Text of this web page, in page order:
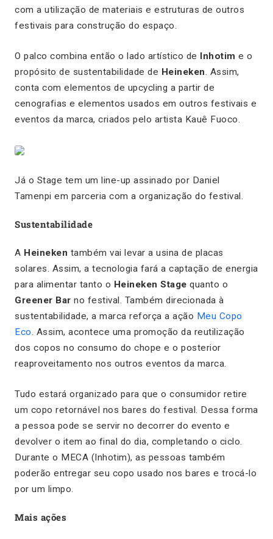
com a utilização de materiais e estruturas de outros
festivais para construção do espaço.
O palco combina então o lado artístico de Inhotim e o
propósito de sustentabilidade de Heineken. Assim,
conta com elementos de upcycling a partir de
cenografias e elementos usados em outros festivais e
eventos da marca, criados pelo artista Kauê Fuoco.
Já o Stage tem um line-up assinado por Daniel
Tamenpi em parceria com a organização do festival.
Sustentabilidade
A Heineken também vai levar a usina de placas
solares. Assim, a tecnologia fará a captação de energia
para alimentar tanto o Heineken Stage quanto o
Greener Bar no festival. Também direcionada à
sustentabilidade, a marca reforça a ação Meu Copo
Eco. Assim, acontece uma promoção da reutilização
dos copos no consumo do chope e o posterior
reaproveitamento nos outros eventos da marca.
Tudo estará organizado para que o consumidor retire
um copo retornável nos bares do festival. Dessa forma
a pessoa pode se servir no decorrer do evento e
devolver o item ao final do dia, completando o ciclo.
Durante o MECA (Inhotim), as pessoas também
poderão entregar seu copo usado nos bares e trocá-lo
por um limpo.
Mais ações